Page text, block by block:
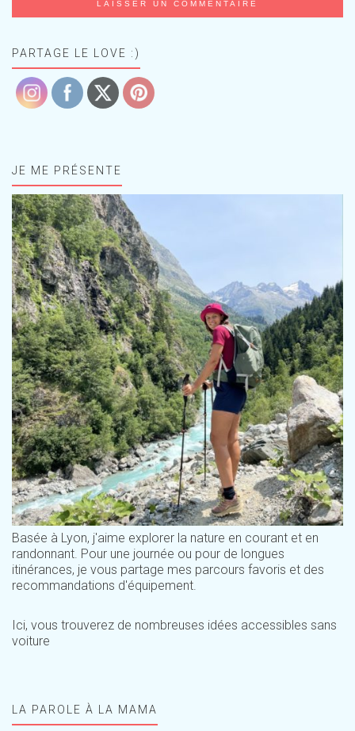
PARTAGE LE LOVE :)
JE ME PRÉSENTE
Basée à Lyon, j'aime explorer la nature en courant et en
randonnant. Pour une journée ou pour de longues
itinérances, je vous partage mes parcours favoris et des
recommandations d'équipement.
Ici, vous trouverez de nombreuses idées accessibles sans
voiture
LA PAROLE À LA MAMA